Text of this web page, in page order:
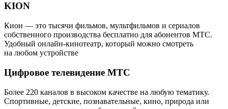
KION
Кион — это тысячи фильмов, мультфильмов и сериалов
собственного производства бесплатно для абонентов МТС.
Удобный онлайн-кинотеатр, который можно смотреть
на любом устройстве
Цифровое телевидение МТС
Более 220 каналов в высоком качестве на любую тематику.
Спортивные, детские, познавательные, кино, природа или